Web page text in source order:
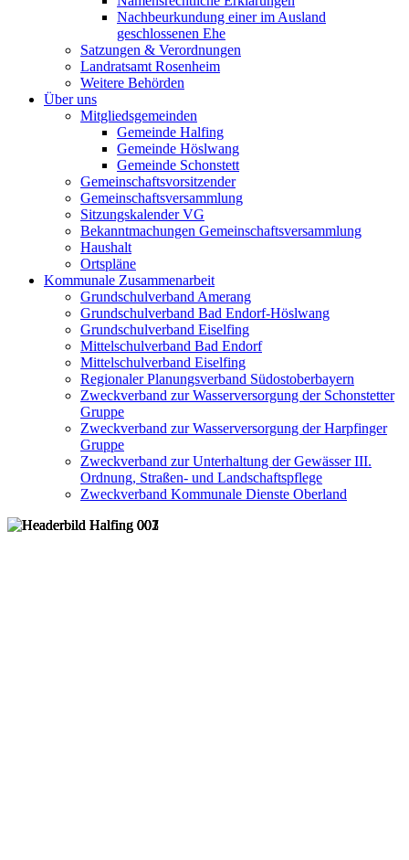
Nachbeurkundung einer im Ausland
geschlossenen Ehe
Satzungen & Verordnungen
Landratsamt Rosenheim
Weitere Behörden
Über uns
Mitgliedsgemeinden
Gemeinde Halfing
Gemeinde Höslwang
Gemeinde Schonstett
Gemeinschaftsvorsitzender
Gemeinschaftsversammlung
Sitzungskalender VG
Bekanntmachungen Gemeinschaftsversammlung
Haushalt
Ortspläne
Kommunale Zusammenarbeit
Grundschulverband Amerang
Grundschulverband Bad Endorf-Höslwang
Grundschulverband Eiselfing
Mittelschulverband Bad Endorf
Mittelschulverband Eiselfing
Regionaler Planungsverband Südostoberbayern
Zweckverband zur Wasserversorgung der Schonstetter
Gruppe
Zweckverband zur Wasserversorgung der Harpfinger
Gruppe
Zweckverband zur Unterhaltung der Gewässer III.
Ordnung, Straßen- und Landschaftspflege
Zweckverband Kommunale Dienste Oberland